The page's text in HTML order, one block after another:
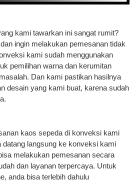
kami tawarkan ini sangat rumit?
ingin melakukan pemesanan tidak
kami sudah menggunakan
pemilihan warna dan kerumitan
Dan kami pastikan hasilnya
desain yang kami buat, karena sudah
kaos sepeda di konveksi kami
datang langsung ke konveksi kami
melakukan pemesanan secara
dan layanan terpercaya. Untuk
anda bisa terlebih dahulu